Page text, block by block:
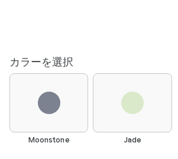
カラーを選択
Moonstone Jade